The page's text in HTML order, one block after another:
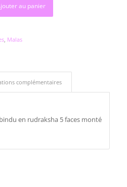
au panier
, Malas
complémentaires
en rudraksha 5 faces monté